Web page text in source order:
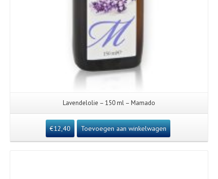
Lavendelolie – 150 ml – Mamado
€12,40 Toevoegen aan winkelwagen